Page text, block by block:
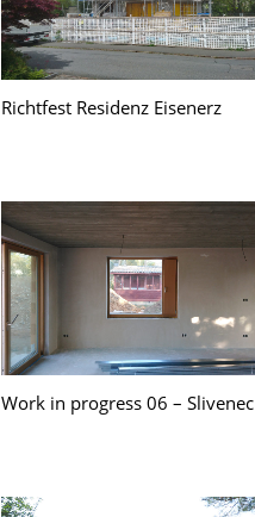
Richtfest Residenz Eisenerz
Work in progress 06 – Slivenec